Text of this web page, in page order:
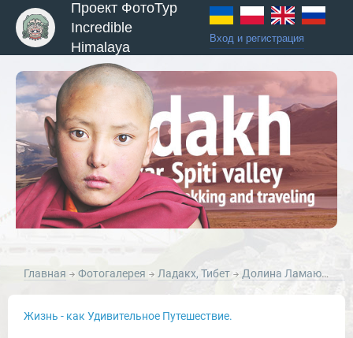
и Туры
Проект ФотоТур
Incredible
Himalaya
Вход и регистрация
Главная Фотогалерея Ладакх, Тибет Долина Ламаюру, Ладакх
Жизнь - как Удивительное Путешествие.